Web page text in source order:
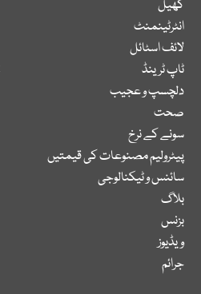
کھیل
انٹرٹینمنٹ
لائف اسٹائل
ٹاپ ٹرینڈ
دلچسپ و عجیب
صحت
سونے کے نرخ
پیٹرولیم مصنوعات کی قیمتیں
سائنس و ٹیکنالوجی
بلاگ
بزنس
ویڈیوز
جرائم